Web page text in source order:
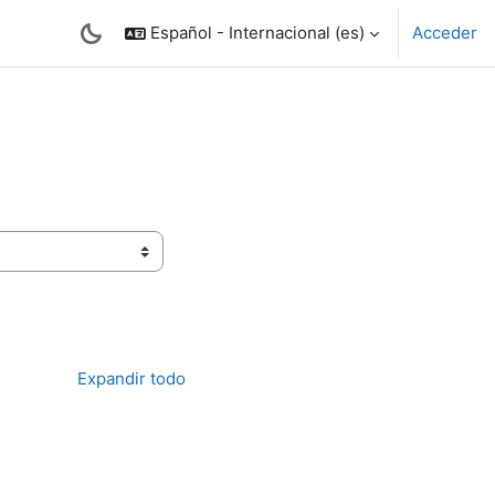
Español - Internacional ‎(es)‎ Acceder
Expandir todo